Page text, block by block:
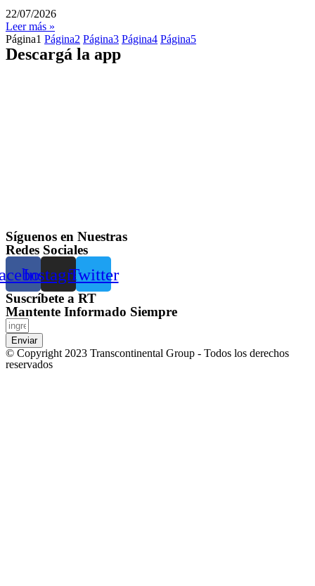
22/07/2026
Leer más »
Página1 Página2 Página3 Página4 Página5
Descargá la app
Síguenos en Nuestras
Redes Sociales
InstagramTwitter
Suscríbete a RT
Mantente Informado Siempre
Enviar
© Copyright 2023 Transcontinental Group - Todos los derechos
reservados